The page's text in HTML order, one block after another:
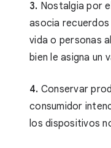
3. Nostalgia por
asocia
vida o personas
bien le asigna
4. Conservar
consumidor
los dispositivos